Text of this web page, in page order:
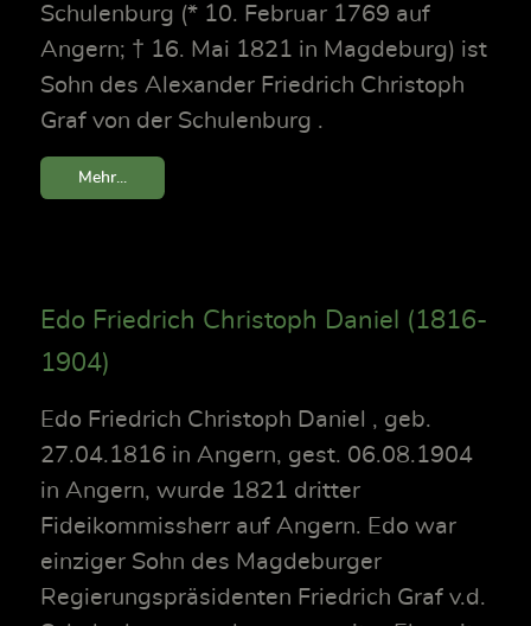
Schulenburg (* 10. Februar 1769 auf
Angern; † 16. Mai 1821 in Magdeburg) ist
Sohn des Alexander Friedrich Christoph
Graf von der Schulenburg .
Mehr...
Edo Friedrich Christoph Daniel (1816-
1904)
Edo Friedrich Christoph Daniel , geb.
27.04.1816 in Angern, gest. 06.08.1904
in Angern, wurde 1821 dritter
Fideikommissherr auf Angern. Edo war
einziger Sohn des Magdeburger
Regierungspräsidenten Friedrich Graf v.d.